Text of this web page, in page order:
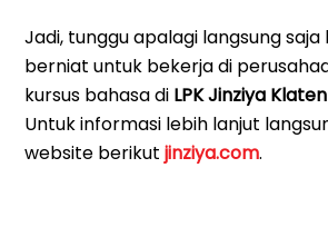
Jadi, tunggu apalagi langsung
berniat untuk bekerja di
kursus bahasa di LPK Jinziya
Untuk informasi lebih lanjut
website berikutjinziya.com.